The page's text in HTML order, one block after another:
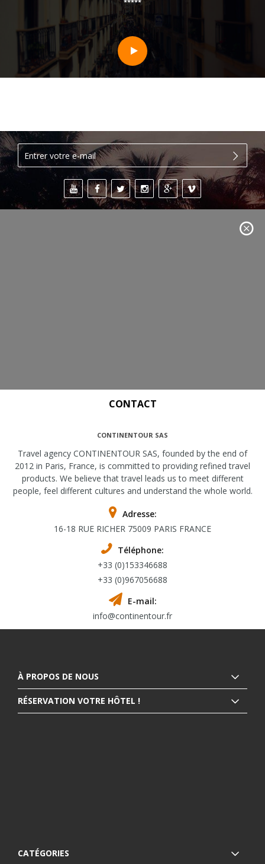
CONTACT
CONTINENTOUR SAS
Travel agency CONTINENTOUR SAS, founded by the end of
2012 in Paris, France, is committed to providing refined travel
products. We believe that travel leads us to meet different
people, feel different cultures and understand the whole world.
Adresse:
16-18 RUE RICHER 75009 PARIS FRANCE
Téléphone:
+33 (0)153346688
+33 (0)967056688
E-mail:
info@continentour.fr
À PROPOS DE NOUS
RÉSERVATION VOTRE HÔTEL !
CATÉGORIES